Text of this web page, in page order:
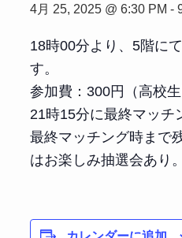
4月 25, 2025 @ 6:30 PM -
18時00分より、5階に
す。
参加費：300円（高校生
21時15分に最終マッチ
最終マッチング時まで
はお楽しみ抽選会あり。